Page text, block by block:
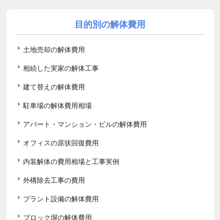
目的別の解体費用
土地売却の解体費用
相続した実家の解体工事
建て替えの解体費用
駐車場の解体費用相場
アパート・マンション・ビルの解体費用
オフィスの原状回復費用
内装解体の費用相場と工事実例
外構除去工事の費用
プラント設備の解体費用
ブロック塀の解体費用